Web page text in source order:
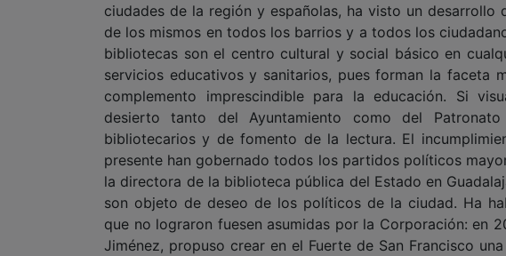
ciudades de la región y españolas, ha visto un
de los mismos en todos los barrios y a todos los
bibliotecas son el centro cultural y social básico en
servicios educativos y sanitarios, pues forman la faceta
complemento imprescindible para la educación. Si
desierto tanto del Ayuntamiento como del
bibliotecarios y de fomento de la lectura. El
presente han gobernado todos los partidos políticos
la directora de la biblioteca pública del Estado en
son objeto de deseo de los políticos de la ciudad. Ha
que no lograron fuesen asumidas por la Corporación: en
Jiménez, propuso crear en el Fuerte de San Francisco